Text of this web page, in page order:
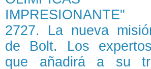
IMPRESIONANTE"
2727. La nueva
de Bolt. Los
que añadirá a su